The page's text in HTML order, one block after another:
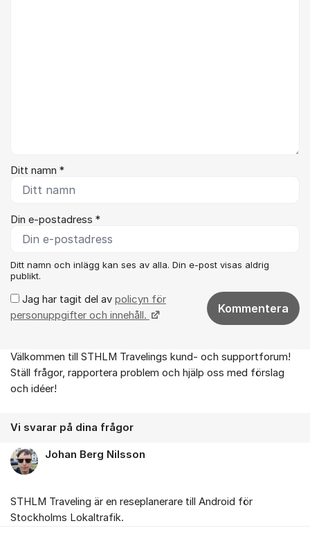
Ditt namn *
Din e-postadress *
Ditt namn och inlägg kan ses av alla. Din e-post visas aldrig
publikt.
Jag har tagit del av policyn för
personuppgifter och innehåll.
Kommentera
Om forumet
Välkommen till STHLM Travelings kund- och supportforum!
Ställ frågor, rapportera problem och hjälp oss med förslag
och idéer!
Vi svarar på dina frågor
Johan Berg Nilsson
STHLM Traveling är en reseplanerare till Android för
Stockholms Lokaltrafik.